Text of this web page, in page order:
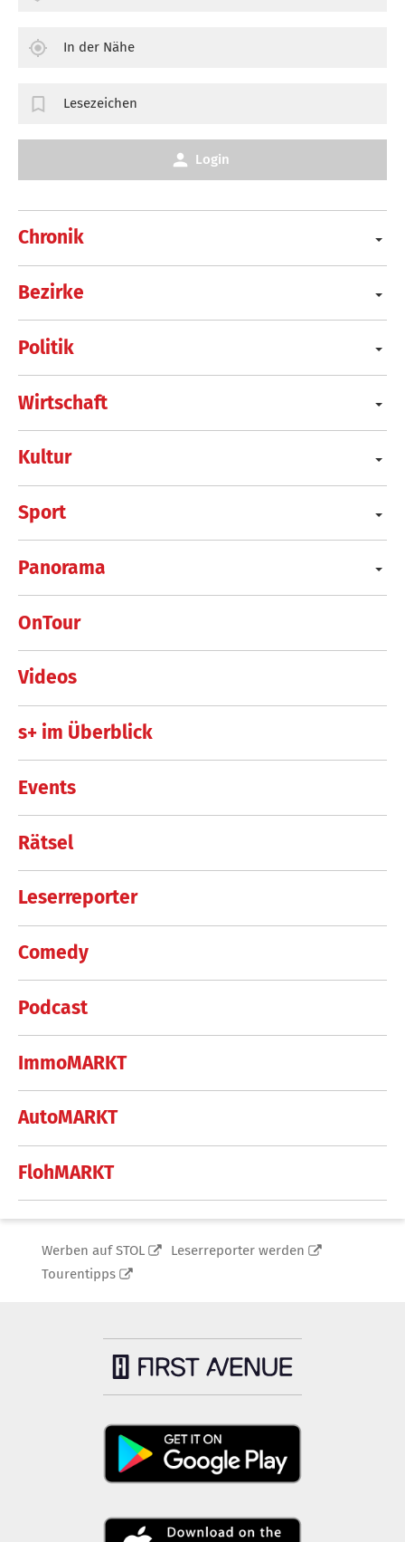
Chronik
Bezirke
Politik
Wirtschaft
Kultur
Sport
Panorama
OnTour
Videos
s+ im Überblick
Events
Rätsel
Leserreporter
Comedy
Podcast
ImmoMARKT
AutoMARKT
FlohMARKT
In der Nähe
Lesezeichen
Login
Werben auf STOL
Leserreporter werden
Tourentipps